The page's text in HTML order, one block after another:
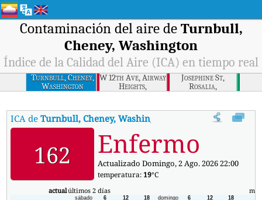
Contaminación del aire de Turnbull,
Cheney, Washington
Índice de la Calidad del Aire (ICA) en tiempo real
Turnbull, Cheney,
Washington
W 12th Ave, Airway
Heights,
Washington
Josephine St,
Rosalia,
Washington
ICA deTurnbull, Cheney, Washington Índice de la Calidad del
162 Enfermo
Actualizado Domingo, 2 Ago. 2026 22:00
temperatura: 19°C
actualúltimos 2 días